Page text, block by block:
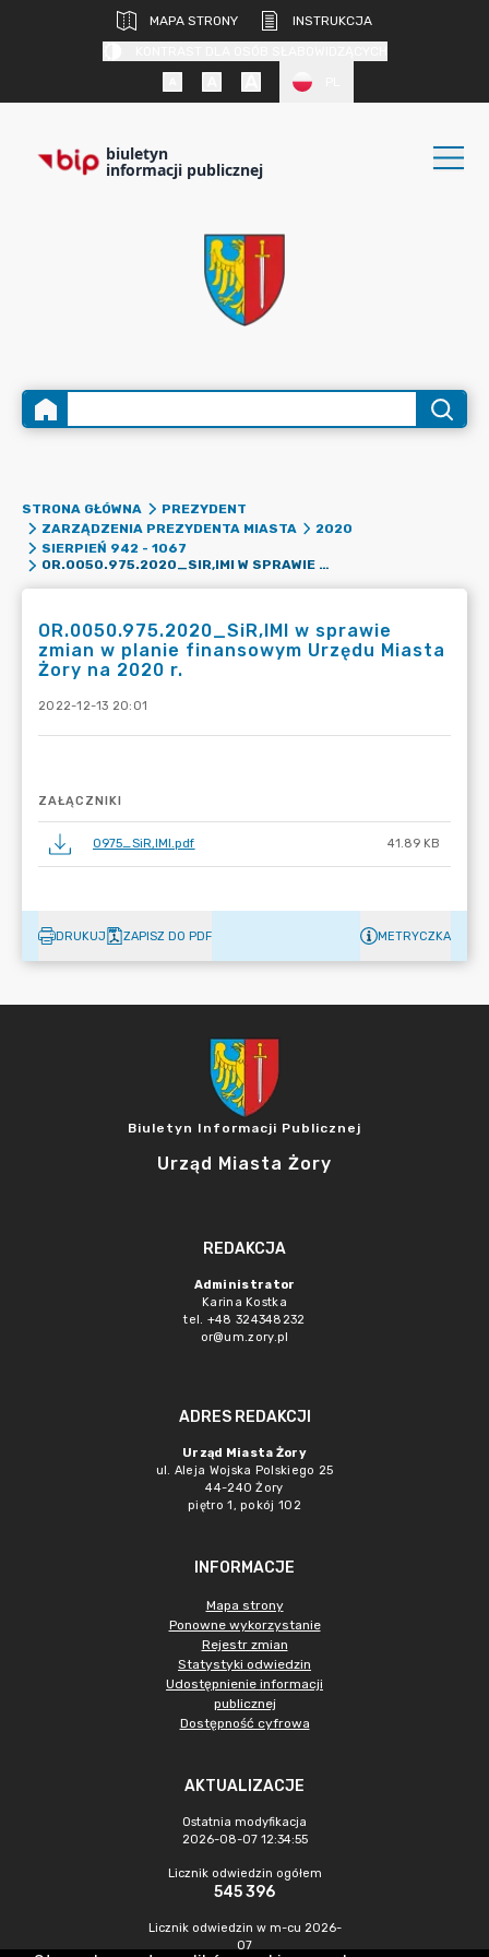
MAPA STRONY
INSTRUKCJA
biuletyn
informacji publicznej
STRONA GŁÓWNA
PREZYDENT
ZARZĄDZENIA PREZYDENTA MIASTA
2020
SIERPIEŃ 942 - 1067
OR.0050.975.2020_SIR,IMI W SPRAWIE ZMIAN W PLANIE FINANSOWYM URZĘDU MIASTA ŻORY NA 2020 R.
OR.0050.975.2020_SiR,IMI w sprawie
zmian w planie finansowym Urzędu Miasta
Żory na 2020 r.
2022-12-13 20:01
ZAŁĄCZNIKI
0975_SiR,IMI.pdf 41.89 KB
DRUKUJ ZAPISZ DO PDF METRYCZKA
Biuletyn Informacji Publicznej
Urząd Miasta Żory
REDAKCJA
Administrator
Karina Kostka
tel. +48 324348232
or@um.zory.pl
ADRES REDAKCJI
Urząd Miasta Żory
ul. Aleja Wojska Polskiego 25
44-240 Żory
piętro 1, pokój 102
INFORMACJE
Mapa strony
Ponowne wykorzystanie
Rejestr zmian
Statystyki odwiedzin
Udostępnienie informacji
publicznej
Dostępność cyfrowa
AKTUALIZACJE
Ostatnia modyfikacja
2026-08-07 12:34:55
Licznik odwiedzin ogółem
545 396
Licznik odwiedzin w m-cu 2026-
07